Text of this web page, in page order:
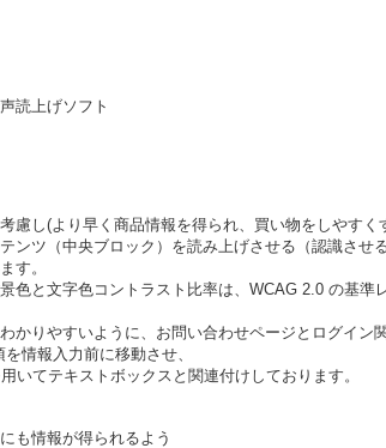
読上げソフト
慮し(より早く商品情報を得られ、買い物をしやすく
ンツ（中央ブロック）を読み上げさせる（認識させる
す。
色と文字色コントラスト比率は、WCAG 2.0 の基準
かりやすいように、お問い合わせページとログイン
情報入力前に移動させ、
いてテキストボックスと関連付けしております。
も情報が得られるよう